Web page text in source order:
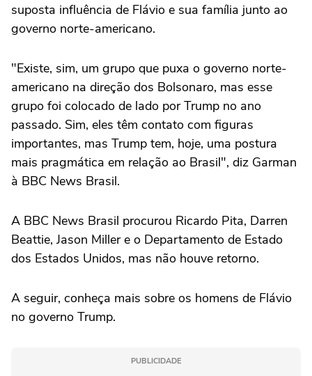
suposta influência de Flávio e sua família junto ao
governo norte-americano.
"Existe, sim, um grupo que puxa o governo norte-
americano na direção dos Bolsonaro, mas esse
grupo foi colocado de lado por Trump no ano
passado. Sim, eles têm contato com figuras
importantes, mas Trump tem, hoje, uma postura
mais pragmática em relação ao Brasil", diz Garman
à BBC News Brasil.
A BBC News Brasil procurou Ricardo Pita, Darren
Beattie, Jason Miller e o Departamento de Estado
dos Estados Unidos, mas não houve retorno.
A seguir, conheça mais sobre os homens de Flávio
no governo Trump.
PUBLICIDADE